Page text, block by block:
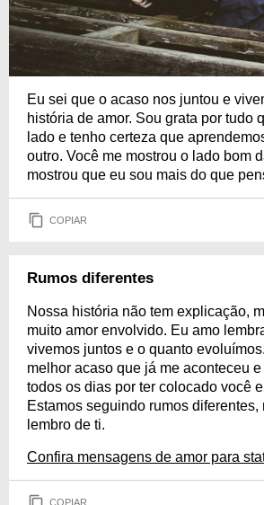
Eu sei que o acaso nos juntou e
história de amor. Sou grata por tudo
lado e tenho certeza que
outro. Você me mostrou o lado bom
mostrou que eu sou mais do que
COPIAR
Rumos diferentes
Nossa história não tem explicação,
muito amor envolvido. Eu amo
vivemos juntos e o quanto
melhor acaso que já me aconteceu
todos os dias por ter colocado você
Estamos seguindo rumos diferentes,
lembro de ti.
Confira mensagens de amor para
COPIAR